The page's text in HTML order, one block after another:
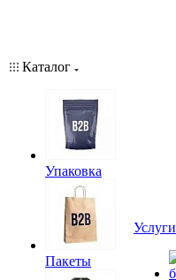
Каталог
Упаковка
Пакеты
Услуги